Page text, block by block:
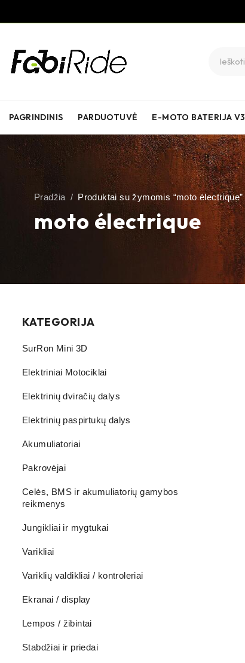
PAGRINDINIS PARDUOTUVĖ E-MOTO BATERIJA V3
moto électrique
Pradžia / Produktai su žymomis “moto électrique”
KATEGORIJA
SurRon Mini 3D
Elektriniai Motociklai
Elektrinių dviračių dalys
Elektrinių paspirtukų dalys
Akumuliatoriai
Pakrovėjai
Celės, BMS ir akumuliatorių gamybos
reikmenys
Jungikliai ir mygtukai
Varikliai
Variklių valdikliai / kontroleriai
Ekranai / display
Lempos / žibintai
Stabdžiai ir priedai